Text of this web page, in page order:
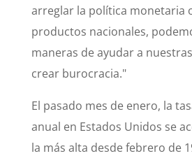
arreglar la política monetaria
productos nacionales,
maneras de ayudar a
crear burocracia."
El pasado mes de enero, la
anual en Estados Unidos se
la más alta desde febrero de